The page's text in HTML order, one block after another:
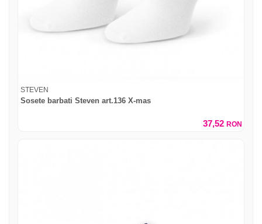
STEVEN
Sosete barbati Steven art.136 X-mas
37,52 RON